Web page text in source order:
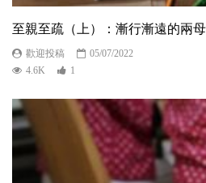
至親至疏（上）：漸行漸遠的兩
歡迎投稿
05/07/2022
4.6K
1